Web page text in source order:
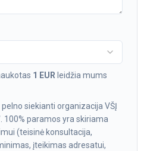
1 EUR leidžia mums
siekianti organizacija VŠĮ
paramos yra skiriama
(teisinė konsultacija,
įteikimas adresatui,